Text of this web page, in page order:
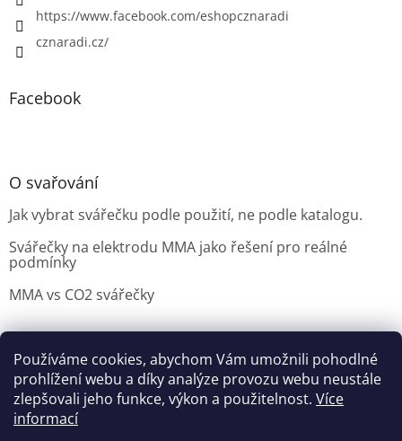
Používáme cookies, abychom Vám umožnili pohodlné
prohlížení webu a díky analýze provozu webu neustále
zlepšovali jeho funkce, výkon a použitelnost. Více
informací
https://www.facebook.com/eshopcznaradi
cznaradi.cz/
Facebook
O svařování
Jak vybrat svářečku podle použití, ne podle katalogu.
Svářečky na elektrodu MMA jako řešení pro reálné
podmínky
MMA vs CO2 svářečky
Možnosti doručení Nakupovani Možností platby
Výběr svářečky